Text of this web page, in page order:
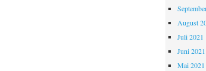
August
Juli 2021
Juni 2021
Mai 2021